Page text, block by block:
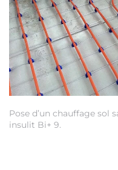
Avec les fixations
pas abimée.